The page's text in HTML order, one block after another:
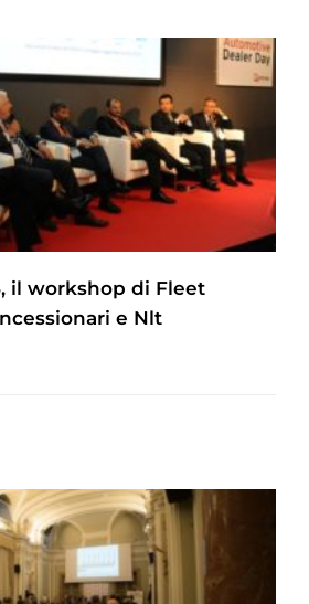
il workshop di Fleet
e Nlt